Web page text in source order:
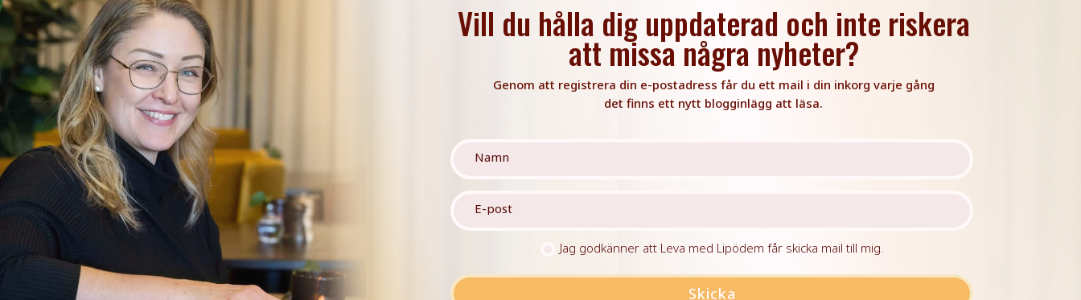
Vill du hålla dig uppdaterad och inte riskera
att missa några nyheter?
Genom att registrera din e-postadress får du ett mail i din inkorg varje gång
det finns ett nytt blogginlägg att läsa.
Jag godkänner att Leva med Lipödem får skicka mail till mig.
Skicka